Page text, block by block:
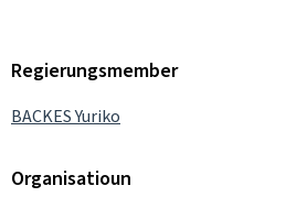
Regierungsmember
BACKES Yuriko
Organisatioun